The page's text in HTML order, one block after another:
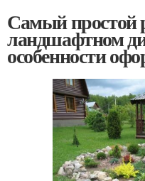
Самый простой
ландшафтном
особенности